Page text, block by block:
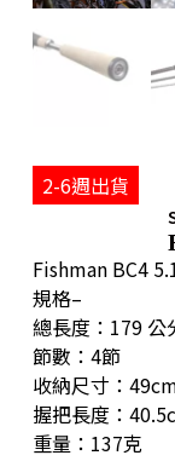
2-6週出貨
Fishman BC4
規格–
總長度：179 公
節數：4節
收納尺寸：
握把長度：
重量：137克